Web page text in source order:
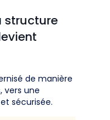
structure
de manière
vers une
sécurisée.